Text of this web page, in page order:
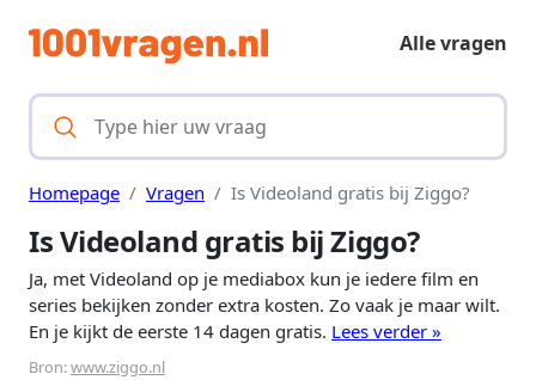
Alle vragen
Homepage Vragen Is Videoland gratis bij Ziggo?
Is Videoland gratis bij Ziggo?
Ja, met Videoland op je mediabox kun je iedere film en
series bekijken zonder extra kosten. Zo vaak je maar wilt.
En je kijkt de eerste 14 dagen gratis. Lees verder »
Bron:www.ziggo.nl